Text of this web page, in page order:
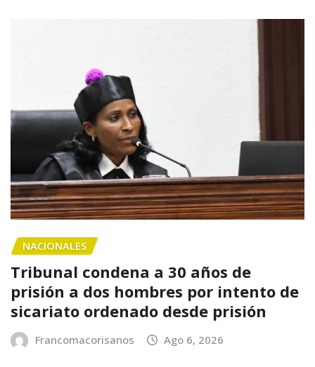
NACIONALES
Tribunal condena a 30 años de
prisión a dos hombres por intento de
sicariato ordenado desde prisión
Francomacorisanos Ago 6, 2026